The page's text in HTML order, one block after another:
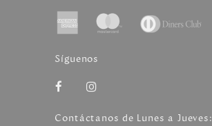
Síguenos
Contáctanos de Lunes a Jueves: